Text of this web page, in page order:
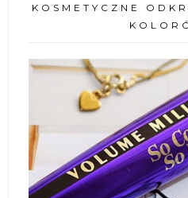
KOSMETYCZNE